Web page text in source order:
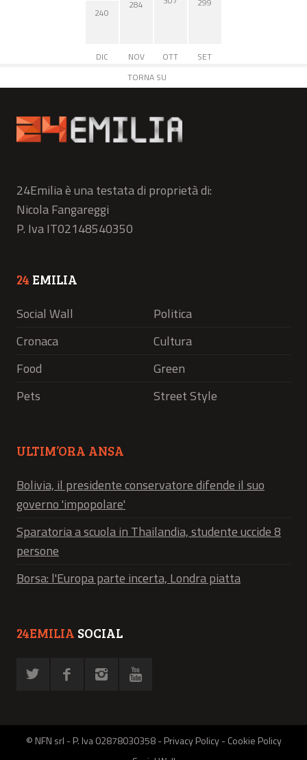
240
DIC
284
NOV OTT
SET
TORNA SU
24Emilia è una testata di proprietà di:
Nicola Fangareggi
P. Iva IT02148540350
24 EMILIA
Social Wall
Politica
Cronaca
Cultura
Food
Green
Pets
Street Style
ULTIM’ORA ANSA
Bolivia, il presidente conservatore difende il suo
governo 'impopolare'
Sparatoria a scuola in Thailandia, studente uccide 8
persone
Borsa: l'Europa parte incerta, Londra piatta
24EMILIA SOCIAL
© NFN srl - P. Iva 02878030358 -Privacy Policy-Cookie Policy